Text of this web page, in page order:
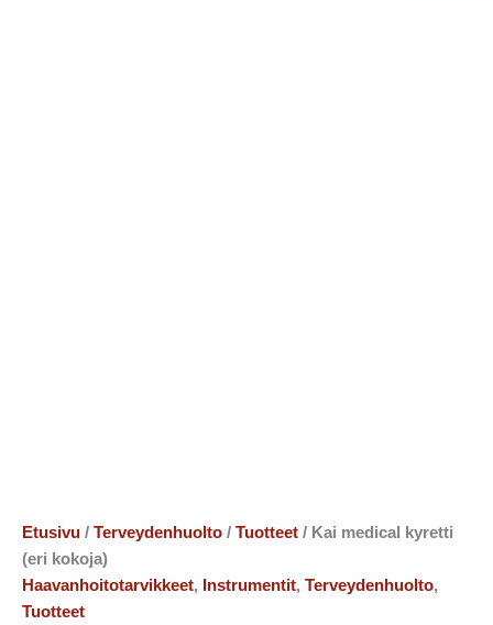
Etusivu / Terveydenhuolto / Tuotteet / Kai medical kyretti
(eri kokoja)
Haavanhoitotarvikkeet, Instrumentit, Terveydenhuolto,
Tuotteet